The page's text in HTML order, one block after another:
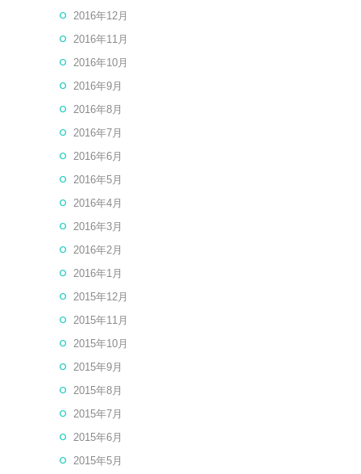
2016年12月
2016年11月
2016年10月
2016年9月
2016年8月
2016年7月
2016年6月
2016年5月
2016年4月
2016年3月
2016年2月
2016年1月
2015年12月
2015年11月
2015年10月
2015年9月
2015年8月
2015年7月
2015年6月
2015年5月